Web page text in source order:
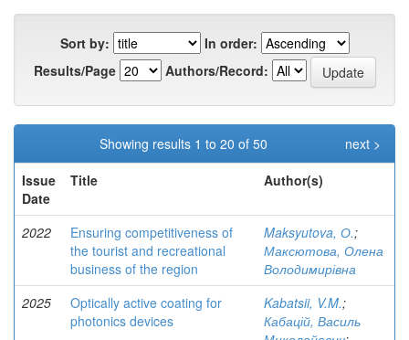
Sort by:
In order:
Results/Page
Authors/Record:
Showing results 1 to 20 of 50
next >
Issue
Date
Title Author(s)
2022
Ensuring competitiveness of
the tourist and recreational
business of the region
Maksyutova, О.;
Максютова, Олена
Володимирівна
2025
Optically active coating for
photonics devices
Kabatsii, V.M.;
Кабацій, Василь